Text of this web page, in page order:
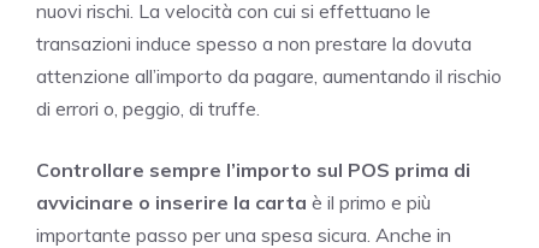
nuovi rischi. La velocità con cui si effettuano le
transazioni induce spesso a non prestare la dovuta
attenzione all’importo da pagare, aumentando il rischio
di errori o, peggio, di truffe.
Controllare sempre l’importo sul POS prima di
avvicinare o inserire la carta è il primo e più
importante passo per una spesa sicura. Anche in